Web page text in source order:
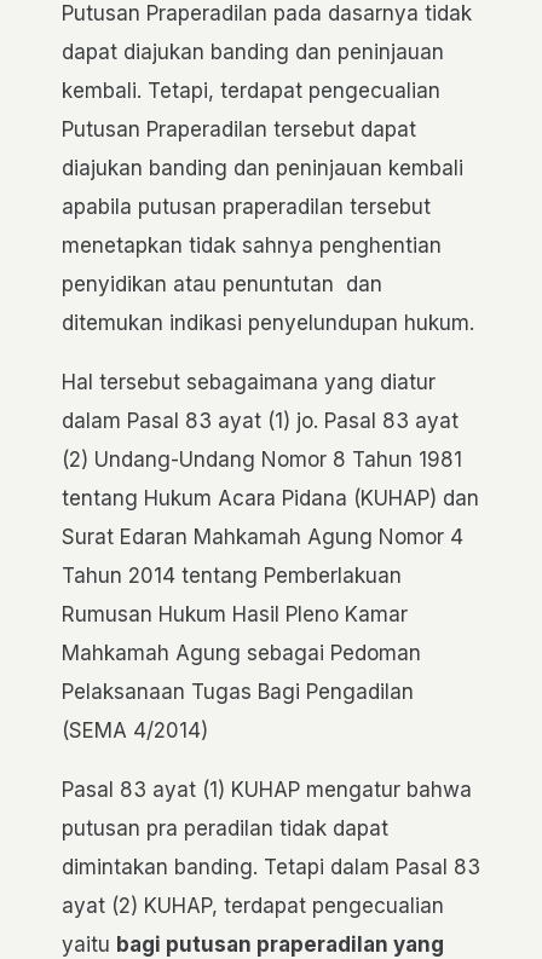
Putusan Praperadilan pada dasarnya tidak
dapat diajukan banding dan peninjauan
kembali. Tetapi, terdapat pengecualian
Putusan Praperadilan tersebut dapat
diajukan banding dan peninjauan kembali
apabila putusan praperadilan tersebut
menetapkan tidak sahnya penghentian
penyidikan atau penuntutan dan
ditemukan indikasi penyelundupan hukum.
Hal tersebut sebagaimana yang diatur
dalam Pasal 83 ayat (1) jo. Pasal 83 ayat
(2) Undang-Undang Nomor 8 Tahun 1981
tentang Hukum Acara Pidana (KUHAP) dan
Surat Edaran Mahkamah Agung Nomor 4
Tahun 2014 tentang Pemberlakuan
Rumusan Hukum Hasil Pleno Kamar
Mahkamah Agung sebagai Pedoman
Pelaksanaan Tugas Bagi Pengadilan
(SEMA 4/2014)
Pasal 83 ayat (1) KUHAP mengatur bahwa
putusan pra peradilan tidak dapat
dimintakan banding. Tetapi dalam Pasal 83
ayat (2) KUHAP, terdapat pengecualian
yaitu bagi putusan praperadilan yang